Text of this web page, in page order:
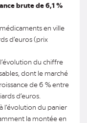
brute de 6,1 %
en ville
d’euros (prix
du chiffre
dont le marché
de 6 % entre
d’euros.
l’évolution du panier
la montée en